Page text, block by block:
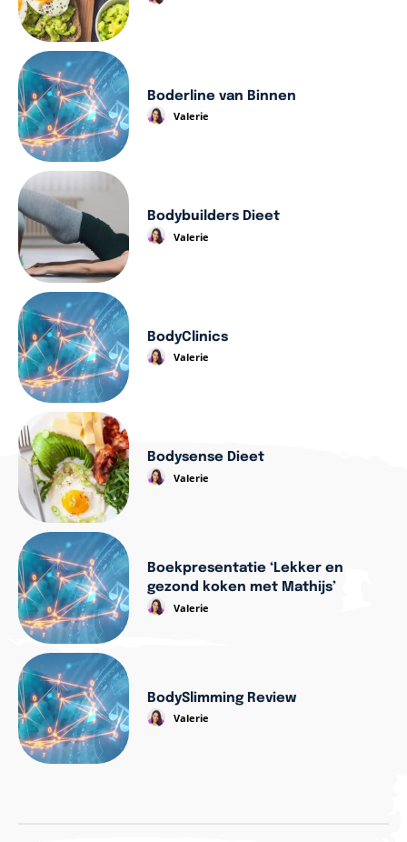
Boderline van Binnen
Valerie
Bodybuilders Dieet
Valerie
BodyClinics
Valerie
Bodysense Dieet
Valerie
Boekpresentatie ‘Lekker en
gezond koken met Mathijs’
Valerie
BodySlimming Review
Valerie